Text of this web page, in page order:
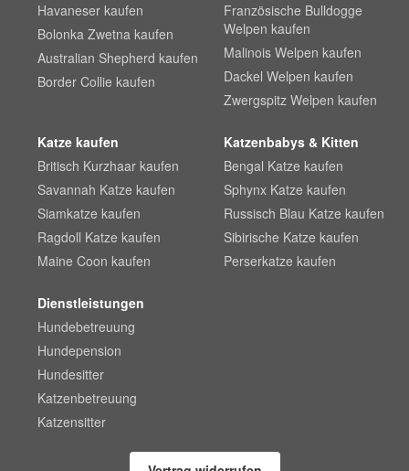
Havaneser kaufen
Bolonka Zwetna kaufen
Australian Shepherd kaufen
Border Collie kaufen
Französische Bulldogge
Welpen kaufen
Malinois Welpen kaufen
Dackel Welpen kaufen
Zwergspitz Welpen kaufen
Katze kaufen
Britisch Kurzhaar kaufen
Savannah Katze kaufen
Siamkatze kaufen
Ragdoll Katze kaufen
Maine Coon kaufen
Katzenbabys & Kitten
Bengal Katze kaufen
Sphynx Katze kaufen
Russisch Blau Katze kaufen
Sibirische Katze kaufen
Perserkatze kaufen
Dienstleistungen
Hundebetreuung
Hundepension
Hundesitter
Katzenbetreuung
Katzensitter